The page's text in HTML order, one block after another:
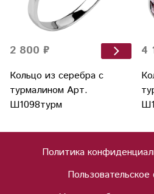
2 800 ₽
Кольцо из серебра с
турмалином Арт.
Ш1098турм
4
Политика